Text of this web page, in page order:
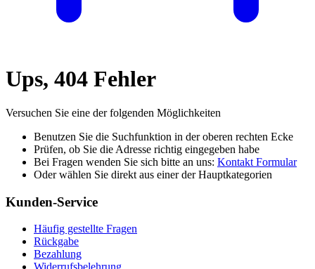
Ups, 404 Fehler
Versuchen Sie eine der folgenden Möglichkeiten
Benutzen Sie die Suchfunktion in der oberen rechten Ecke
Prüfen, ob Sie die Adresse richtig eingegeben habe
Bei Fragen wenden Sie sich bitte an uns: Kontakt Formular
Oder wählen Sie direkt aus einer der Hauptkategorien
Kunden-Service
Häufig gestellte Fragen
Rückgabe
Bezahlung